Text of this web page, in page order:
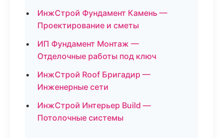
ИнжСтрой Фундамент Камень —
Проектирование и сметы
ИП Фундамент Монтаж —
Отделочные работы под ключ
ИнжСтрой Roof Бригадир —
Инженерные сети
ИнжСтрой Интерьер Build —
Потолочные системы